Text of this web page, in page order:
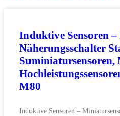
Induktive Sensoren
Näherungsschalter
Suminiatursensoren,
M80
Induktive Sensoren –